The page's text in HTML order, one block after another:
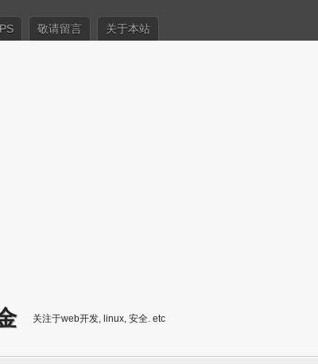
敬请留言 关于本站
关注于web开发, linux, 安全. etc